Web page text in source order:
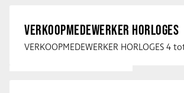
VERKOOPMEDEWERKER HORLOGES